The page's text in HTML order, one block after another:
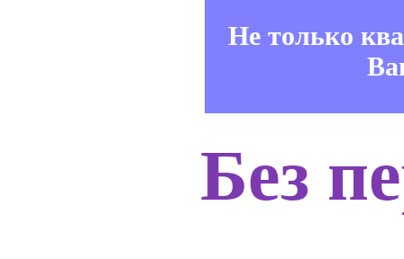
Не только
Без